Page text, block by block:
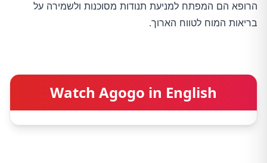
הרופא הם המפתח למניעת תנודות מסוכנות ולשמירה על
בריאות המוח לטווח הארוך.
Watch Agogo in English